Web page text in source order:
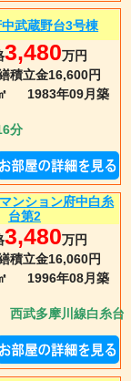
武蔵野台3号棟
3,480万円
積立金16,600円
1983年09月 築
分
ンション府中白糸
台第2
3,480万円
積立金16,060円
1996年08月 築
西武多摩川線白糸台